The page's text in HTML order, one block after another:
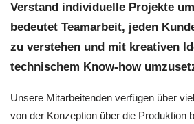
Verstand individuelle Projekte
bedeutet Teamarbeit, jeden
zu verstehen und mit kreativen
technischem Know-how
Unsere Mitarbeitenden verfügen über
von der Konzeption über die Produktion